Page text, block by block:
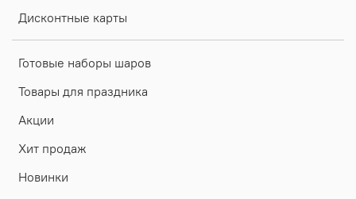
Дисконтные карты
Готовые наборы шаров
Товары для праздника
Акции
Хит продаж
Новинки